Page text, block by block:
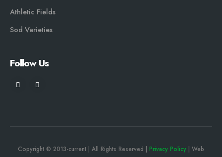
Athletic Fields
Sod Varieties
Follow Us
Copyright © 2013-current | All Rights Reserved | Privacy Policy | Web